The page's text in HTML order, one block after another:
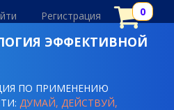
Регистрация
ЭФФЕКТИВНОЙ
ПО ПРИМЕНЕНИЮ
ДУМАЙ, ДЕЙСТВУЙ,